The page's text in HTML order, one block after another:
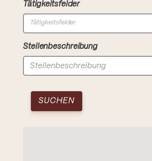
Tätigkeitsfelder
Stellenbeschreibung
Stellenbeschreibung